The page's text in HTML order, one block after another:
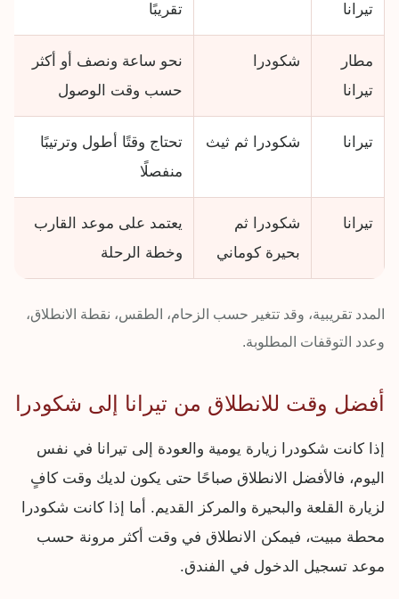
تيرانا
تقريبًا
مطار
تيرانا
شكودرا
نحو ساعة ونصف أو أكثر
حسب وقت الوصول
تيرانا شكودرا ثم ثيث
تحتاج وقتًا أطول وترتيبًا
منفصلًا
تيرانا
شكودرا ثم
بحيرة كوماني
يعتمد على موعد القارب
وخطة الرحلة
المدد تقريبية، وقد تتغير حسب الزحام، الطقس، نقطة الانطلاق،
وعدد التوقفات المطلوبة.
أفضل وقت للانطلاق من تيرانا إلى شكودرا
إذا كانت شكودرا زيارة يومية والعودة إلى تيرانا في نفس
اليوم، فالأفضل الانطلاق صباحًا حتى يكون لديك وقت كافٍ
لزيارة القلعة والبحيرة والمركز القديم. أما إذا كانت شكودرا
محطة مبيت، فيمكن الانطلاق في وقت أكثر مرونة حسب
موعد تسجيل الدخول في الفندق.